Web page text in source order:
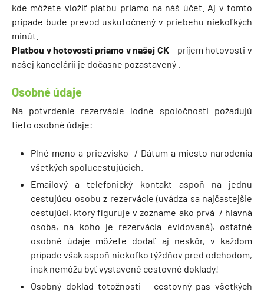
kde môžete vložiť platbu priamo na náš účet. Aj v tomto
prípade bude prevod uskutočnený v priebehu niekoľkých
minút.
Platbou v hotovosti priamo v našej CK - príjem hotovosti v
našej kancelárii je dočasne pozastavený .
Osobné údaje
Na potvrdenie rezervácie lodné spoločnosti požadujú
tieto osobné údaje:
Plné meno a priezvisko / Dátum a miesto narodenia
všetkých spolucestujúcich.
Emailový a telefonický kontakt aspoň na jednu
cestujúcu osobu z rezervácie (uvádza sa najčastejšie
cestujúci, ktorý figuruje v zozname ako prvá / hlavná
osoba, na koho je rezervácia evidovaná), ostatné
osobné údaje môžete dodať aj neskôr, v každom
prípade však aspoň niekoľko týždňov pred odchodom,
inak nemôžu byť vystavené cestovné doklady!
Osobný doklad totožnosti - cestovný pas všetkých